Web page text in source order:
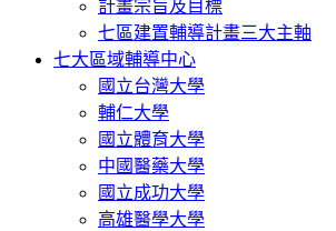
計畫宗旨及目標
七區建置輔導計畫三大主軸
七大區域輔導中心
國立台灣大學
輔仁大學
國立體育大學
中國醫藥大學
國立成功大學
高雄醫學大學